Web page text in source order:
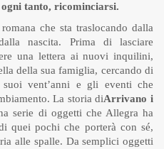
tanto, ricominciarsi.
che sta traslocando dalla
nascita. Prima di lasciare
una lettera ai nuovi inquilini,
della sua famiglia, cercando di
vent’anni e gli eventi che
La storia diArrivano i
serie di oggetti che Allegra ha
quei pochi che porterà con sé,
alle spalle. Da semplici oggetti